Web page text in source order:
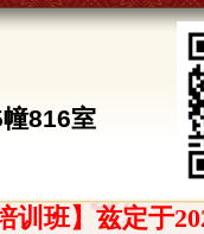
816室
班】兹定于